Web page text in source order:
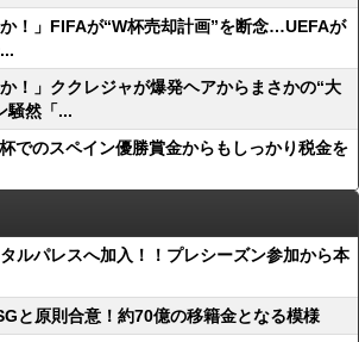
か！」FIFAが“W杯売却計画”を断念…UEFAが
！」ククレジャが爆発ヘアからまさかの“大
騒然「...
でのスペイン優勝賞金からもしっかり税金を
ルパレスへ加入！！プレシーズン参加から本
と原則合意！約70億の移籍金となる模様